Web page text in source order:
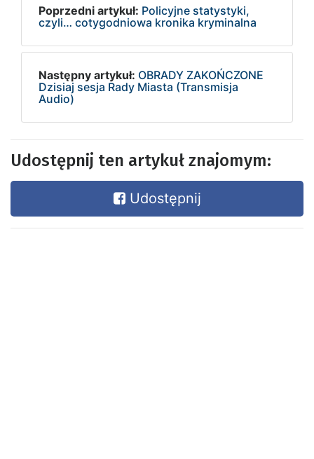
Poprzedni artykuł: Policyjne statystyki,
czyli… cotygodniowa kronika kryminalna
Następny artykuł: OBRADY ZAKOŃCZONE
Dzisiaj sesja Rady Miasta (Transmisja
Audio)
Udostępnij ten artykuł znajomym:
Udostępnij